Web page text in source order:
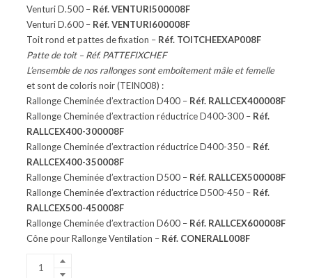
Venturi D.500 – Réf. VENTURI500008F
Venturi D.600 – Réf. VENTURI600008F
Toit rond et pattes de fixation – Réf. TOITCHEEXAP008F
Patte de toit – Réf. PATTEFIXCHEF
L’ensemble de nos rallonges sont emboîtement mâle et femelle
et sont de coloris noir (TEIN008) :
Rallonge Cheminée d’extraction D400 – Réf. RALLCEX400008F
Rallonge Cheminée d’extraction réductrice D400-300 – Réf.
RALLCEX400-300008F
Rallonge Cheminée d’extraction réductrice D400-350 – Réf.
RALLCEX400-350008F
Rallonge Cheminée d’extraction D500 – Réf. RALLCEX500008F
Rallonge Cheminée d’extraction réductrice D500-450 – Réf.
RALLCEX500-450008F
Rallonge Cheminée d’extraction D600 – Réf. RALLCEX600008F
Cône pour Rallonge Ventilation – Réf. CONERALL008F